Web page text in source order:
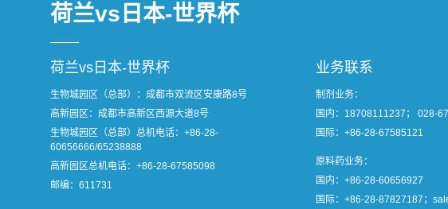
荷兰vs日本-世界杯
荷兰vs日本-世界杯
生物城园区（总部）：成都市双流区安康路8号
高新园区：成都市高新区西源大道8号
生物城园区（总部）总机电话： +86-28-
60656666/65238888
高新园区总机电话： +86-28-67585098
邮编：611731
业务联系
制剂业务：
国内：18708111237； 028-
国际：+86-28-67585121
原料药业务：
国内：+86-28-60656927
国际：+86-28-87827187；